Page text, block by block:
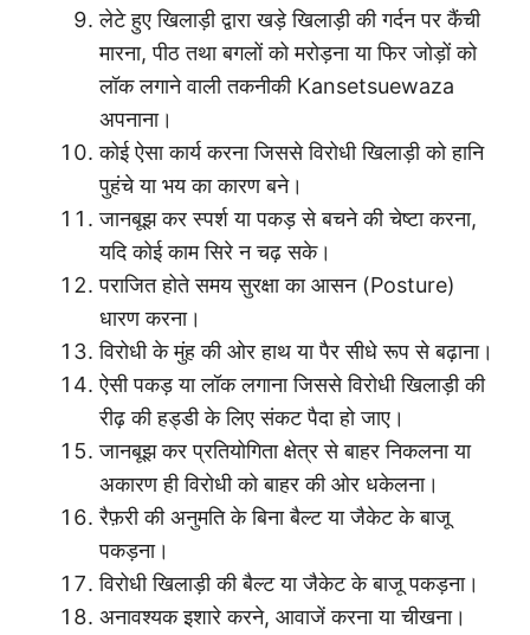
लेटे हुए खिलाड़ी द्वारा खड़े खिलाड़ी की गर्दन पर कैंची
मारना, पीठ तथा बगलों को मरोड़ना या फिर जोड़ों को
लॉक लगाने वाली तकनीकी Kansetsuewaza
अपनाना।
कोई ऐसा कार्य करना जिससे विरोधी खिलाड़ी को हानि
पुहंचे या भय का कारण बने।
जानबूझ कर स्पर्श या पकड़ से बचने की चेष्टा करना,
यदि कोई काम सिरे न चढ़ सके।
पराजित होते समय सुरक्षा का आसन (Posture)
धारण करना।
विरोधी के मुंह की ओर हाथ या पैर सीधे रूप से बढ़ाना।
ऐसी पकड़ या लॉक लगाना जिससे विरोधी खिलाड़ी की
रीढ़ की हड्डी के लिए संकट पैदा हो जाए।
जानबूझ कर प्रतियोगिता क्षेत्र से बाहर निकलना या
अकारण ही विरोधी को बाहर की ओर धकेलना।
रैफ़री की अनुमति के बिना बैल्ट या जैकेट के बाजू
पकड़ना।
विरोधी खिलाड़ी की बैल्ट या जैकेट के बाजू पकड़ना।
अनावश्यक इशारे करने, आवाजें करना या चीखना।